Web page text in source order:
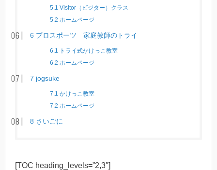
5.1 Visitor（ビジター）クラス
5.2 ホームページ
6 プロスポーツ 家庭教師のトライ
6.1
トライ式かけっこ教室
6.2 ホームページ
7 jogsuke
7.1 かけっこ教室
7.2 ホームページ
8 さいごに
[TOC heading_levels=”2,3″]